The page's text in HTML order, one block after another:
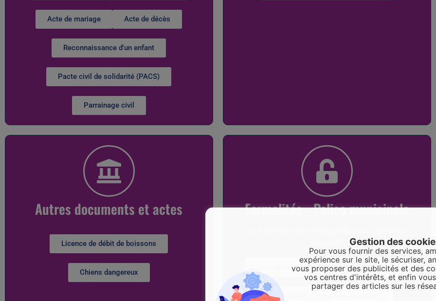
Acte de mariage Acte de décès
Reconnaissance d'un enfant
Pacte civil de solidarité (PACS)
Parrainage civil
Autres documents et actes
Licence de débit de boissons
Chiens dangereux
Formalités - Police municipale
Occupation espace public (déménagement)
Formulaire "Tranquilité vacances"
Gestion des
Pour vous fournir des services,
expérience sur le site, le sécuriser,
vous proposer des publicités et des
vos centres d'intérêts, et enfin
partager des articles sur les